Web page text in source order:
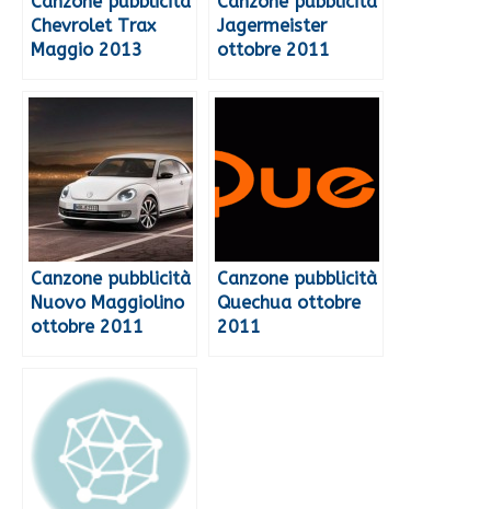
Chevrolet Trax
Maggio 2013
Jagermeister
ottobre 2011
Canzone pubblicità
Nuovo Maggiolino
ottobre 2011
Canzone pubblicità
Quechua ottobre
2011